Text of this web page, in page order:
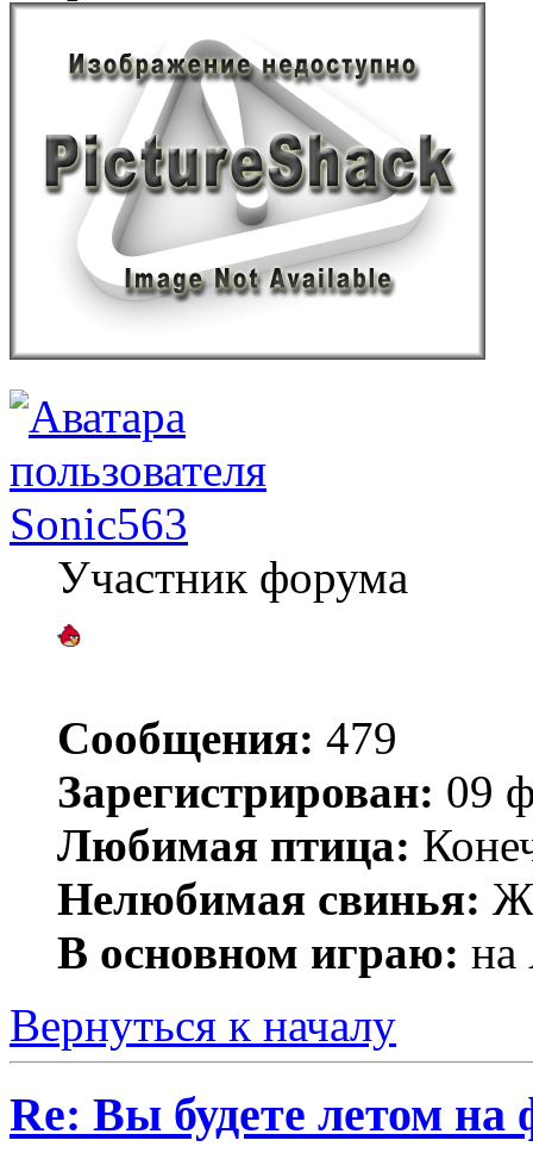
Sonic563
Участник форума
Сообщения: 479
Зарегистрирован: 09
Любимая птица:
Нелюбимая свинья:
В основном играю: на
Вернуться к началу
Re: Вы будете летом на